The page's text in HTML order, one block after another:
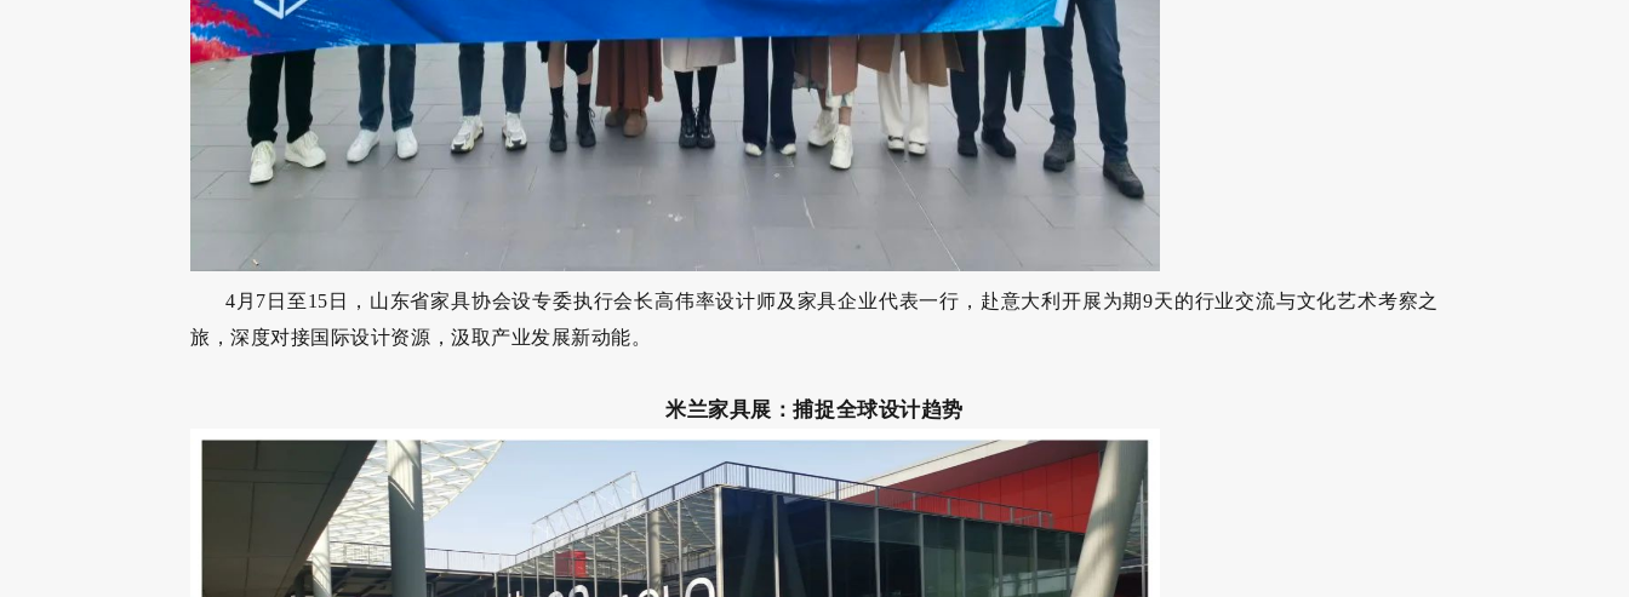
4月7日至15日，山东省家具协会设专委执行会长高伟率设计师及家具企业代表一行，赴意大利开展为期9天的行业交流与文化艺术考察之
旅，深度对接国际设计资源，汲取产业发展新动能。
米兰家具展：捕捉全球设计趋势